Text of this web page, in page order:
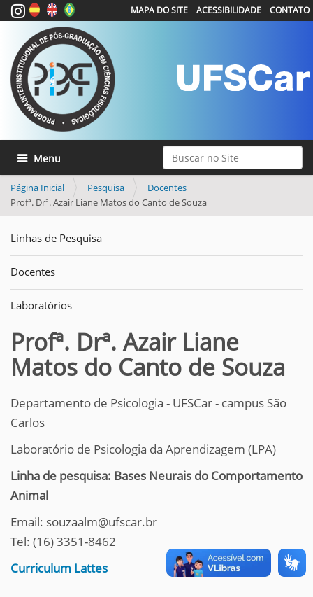
Busca Avançada…
MAPA DO SITE ACESSIBILIDADE CONTATO
Toggle navigation
Página Inicial Pesquisa
Docentes
Profª. Drª. Azair Liane Matos do Canto de Souza
Linhas de Pesquisa
Docentes
Laboratórios
Profª. Drª. Azair Liane
Matos do Canto de Souza
Departamento de Psicologia - UFSCar - campus São
Carlos
Laboratório de Psicologia da Aprendizagem (LPA)
Linha de pesquisa: Bases Neurais do Comportamento
Animal
Email: souzaalm@ufscar.br
Tel: (16) 3351-8462
Curriculum Lattes